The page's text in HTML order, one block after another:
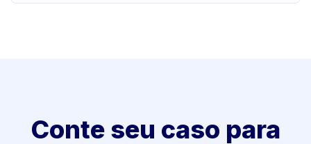
Conte seu caso para